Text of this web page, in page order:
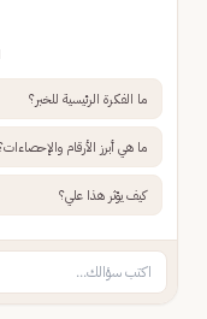
ما الفكرة الرئيسية للخبر؟
ما هي أبرز الأرقام
كيف يؤثر هذا علي؟